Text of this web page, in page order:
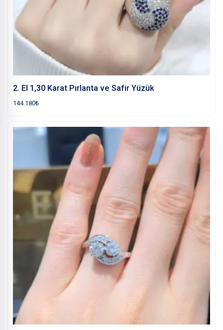
2. El 1,30 Karat Pırlanta ve Safir Yüzük
144.180₺